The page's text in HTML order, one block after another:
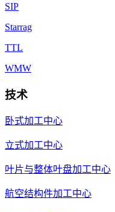
SIP
Starrag
TTL
WMW
技术
卧式加工中心
立式加工中心
叶片与整体叶盘加工中心
航空结构件加工中心